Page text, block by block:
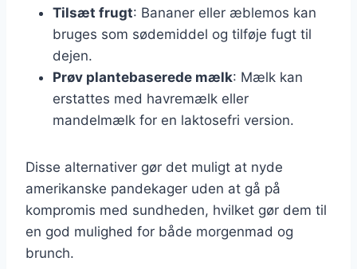
Tilsæt frugt: Bananer eller æblemos kan
bruges som sødemiddel og tilføje fugt til
dejen.
Prøv plantebaserede mælk: Mælk kan
erstattes med havremælk eller
mandelmælk for en laktosefri version.
Disse alternativer gør det muligt at nyde
amerikanske pandekager uden at gå på
kompromis med sundheden, hvilket gør dem til
en god mulighed for både morgenmad og
brunch.